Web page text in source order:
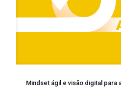
Mindset ágil e visão digital